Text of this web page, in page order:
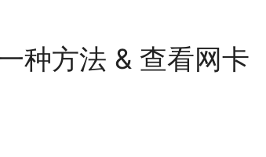
种方法 & 查看网卡